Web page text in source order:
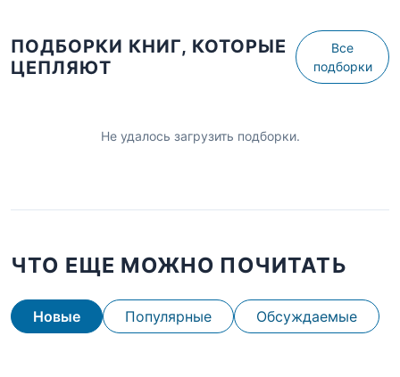
ПОДБОРКИ КНИГ, КОТОРЫЕ
ЦЕПЛЯЮТ
Все
подборки
Не удалось загрузить подборки.
ЧТО ЕЩЕ МОЖНО ПОЧИТАТЬ
Новые Популярные Обсуждаемые